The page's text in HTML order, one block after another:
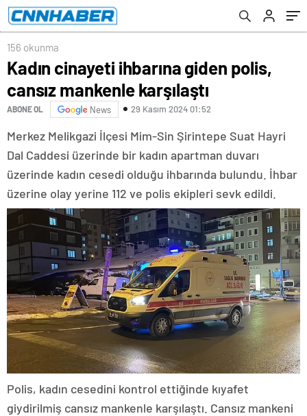
156 okunma
Kadın cinayeti ihbarına giden polis,
cansız mankenle karşılaştı
ABONE OL News 29 Kasım 2024 01:52
Merkez Melikgazi İlçesi Mim-Sin Şirintepe Suat Hayri
Dal Caddesi üzerinde bir kadın apartman duvarı
üzerinde kadın cesedi olduğu ihbarında bulundu. İhbar
üzerine olay yerine 112 ve polis ekipleri sevk edildi.
Polis, kadın cesedini kontrol ettiğinde kıyafet
giydirilmiş cansız mankenle karşılaştı. Cansız mankeni